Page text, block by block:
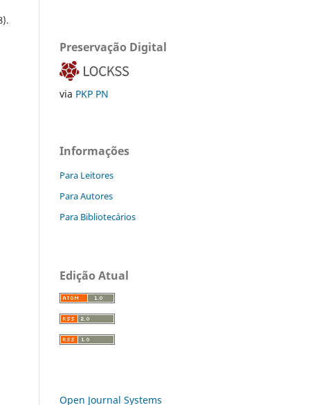
Preservação Digital
via PKP PN
Informações
Para Leitores
Para Autores
Para Bibliotecários
Edição Atual
Open Journal Systems